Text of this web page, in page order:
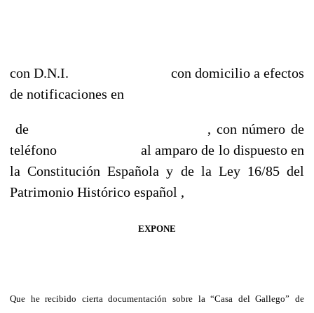
con D.N.I. con domicilio a efectos
de notificaciones en
de , con número de
teléfono al amparo de lo dispuesto en
la Constitución Española y de la Ley 16/85 del
Patrimonio Histórico español ,
EXPONE
Que he recibido cierta documentación sobre la “Casa del Gallego” de